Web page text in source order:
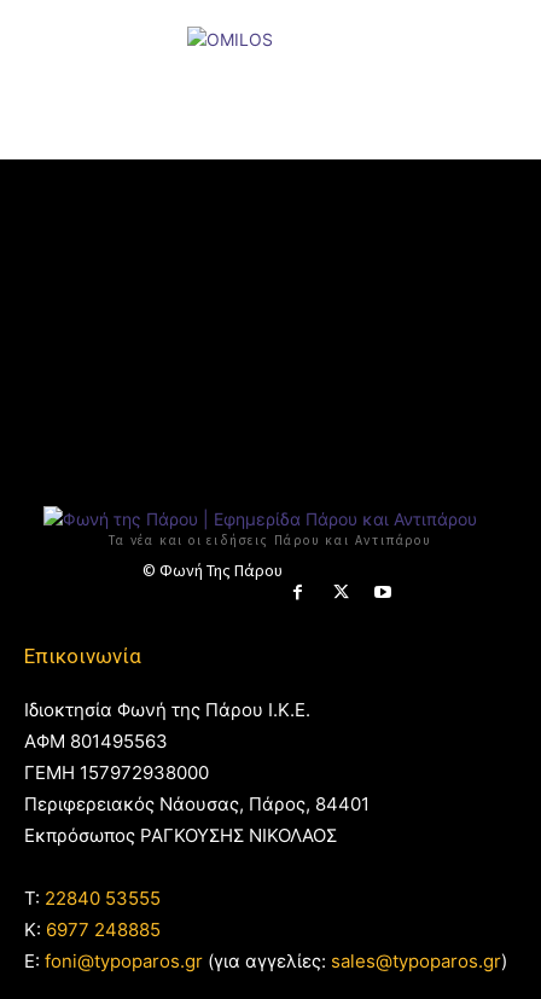
Τα νέα και οι ειδήσεις Πάρου και Αντιπάρου
© Φωνή Της Πάρου
Επικοινωνία
Ιδιοκτησία Φωνή της Πάρου Ι.Κ.Ε.
ΑΦΜ 801495563
ΓΕΜΗ 157972938000
Περιφερειακός Νάουσας, Πάρος, 84401
Εκπρόσωπος ΡΑΓΚΟΥΣΗΣ ΝΙΚΟΛΑΟΣ
T: 22840 53555
Κ: 6977 248885
E: foni@typoparos.gr (για αγγελίες: sales@typoparos.gr)